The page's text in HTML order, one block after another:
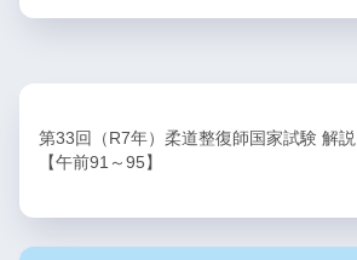
第33回（R7年）柔道整復師国家試験 解説
【午前91～95】